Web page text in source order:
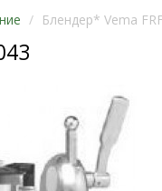
Блендер* Vema